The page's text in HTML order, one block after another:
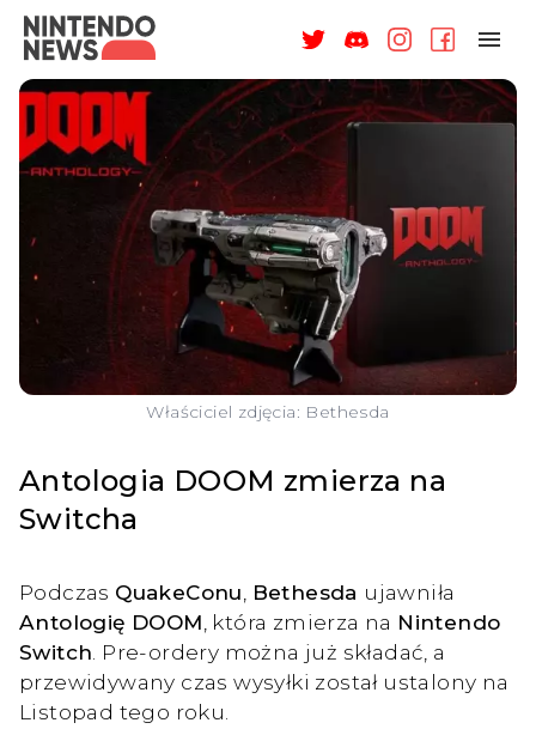
NAGRODY
NEWSY
RECENZJE
ARTYKUŁY
WSPARCIE
ZALOGUJ
Właściciel zdjęcia: Bethesda
Antologia DOOM zmierza na
Switcha
Podczas QuakeConu Bethesda ujawniła
Antologię DOOM , która zmierza na Nintendo
Switch . Pre-ordery można już składać, a
przewidywany czas wysyłki został ustalony na
Listopad tego roku.